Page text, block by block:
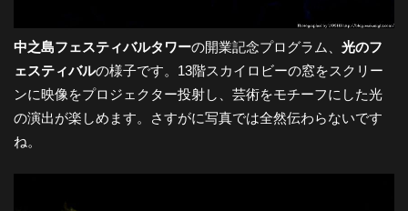
中之島フェスティバルタワーの開業記念プログラム、 光のフ
ェスティバルの様子です。13階スカイロビーの窓をスクリー
ンに映像をプロジェクター投射し、芸術をモチーフにした光
の演出が楽しめます。さすがに写真では全然伝わらないです
ね。